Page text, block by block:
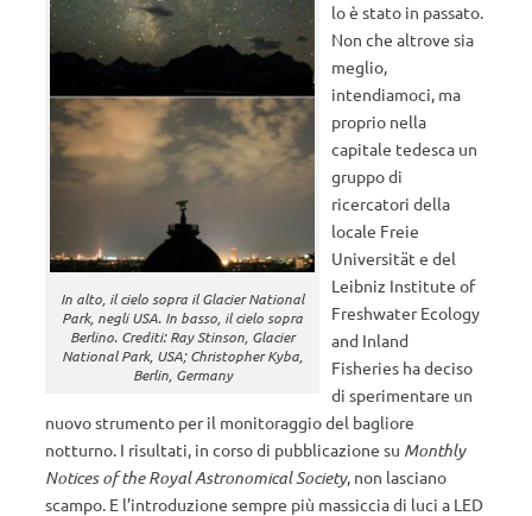
In alto, il cielo sopra il Glacier National
Park, negli USA. In basso, il cielo sopra
Berlino. Crediti: Ray Stinson, Glacier
National Park, USA; Christopher Kyba,
Berlin, Germany
lo è stato in passato.
Non che altrove sia
meglio,
intendiamoci, ma
proprio nella
capitale tedesca un
gruppo di
ricercatori della
locale Freie
Universität e del
Leibniz Institute of
Freshwater Ecology
and Inland
Fisheries ha deciso
di sperimentare un
nuovo strumento per il monitoraggio del bagliore
notturno. I risultati, in corso di pubblicazione su Monthly
Notices of the Royal Astronomical Society, non lasciano
scampo. E l’introduzione sempre più massiccia di luci a LED